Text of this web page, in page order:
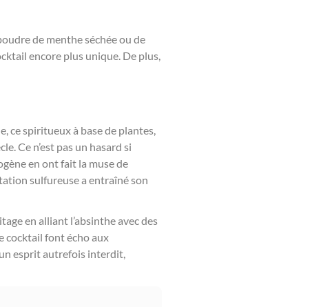
de menthe séchée ou de
encore plus unique. De plus,
ce spiritueux à base de plantes,
Ce n’est pas un hasard si
en ont fait la muse de
sulfureuse a entraîné son
en alliant l’absinthe avec des
cocktail font écho aux
esprit autrefois interdit,